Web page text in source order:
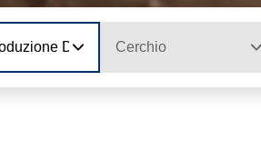
Del ModelloCerchio